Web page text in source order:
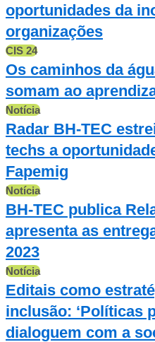
oportunidades da
organizações
CIS 24
Os caminhos da
somam ao
Notícia
Radar BH-TEC
techs a
Fapemig
Notícia
BH-TEC publica
apresenta as
2023
Notícia
Editais como
inclusão: ‘Políticas
dialoguem com a